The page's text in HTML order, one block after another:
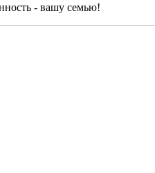
- вашу семью!